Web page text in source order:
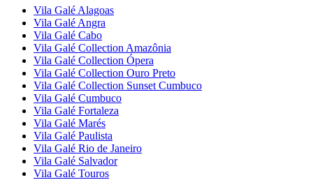
Vila Galé Alagoas
Vila Galé Angra
Vila Galé Cabo
Vila Galé Collection Amazônia
Vila Galé Collection Ópera
Vila Galé Collection Ouro Preto
Vila Galé Collection Sunset Cumbuco
Vila Galé Cumbuco
Vila Galé Fortaleza
Vila Galé Marés
Vila Galé Paulista
Vila Galé Rio de Janeiro
Vila Galé Salvador
Vila Galé Touros